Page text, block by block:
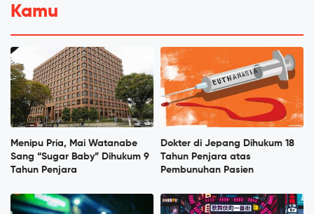
Kamu
Menipu Pria, Mai Watanabe
Sang “Sugar Baby” Dihukum 9
Tahun Penjara
Dokter di Jepang Dihukum 18
Tahun Penjara atas
Pembunuhan Pasien